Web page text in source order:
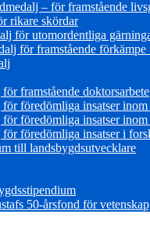
– för framstående
rikare skördar
för utomordentliga
för framstående förkämpe
framstående doktorsarbete
föredömliga insatser
föredömliga insatser
föredömliga insatser i
till landsbygdsutvecklare
50-årsfond för